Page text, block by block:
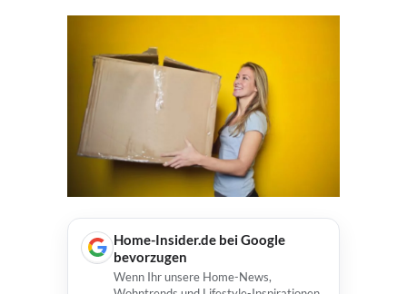
Home-Insider.de bei Google
bevorzugen
Wenn Ihr unsere Home-News,